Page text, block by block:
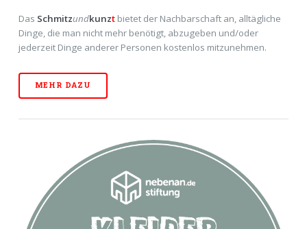
Das Schmitzundkunztbietet der Nachbarschaft an, alltägliche
Dinge, die man nicht mehr benötigt, abzugeben und/oder
jederzeit Dinge anderer Personen kostenlos mitzunehmen.
MEHR DAZU